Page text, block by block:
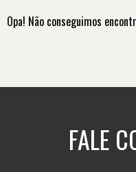
Opa! Não conseguimos
FALE